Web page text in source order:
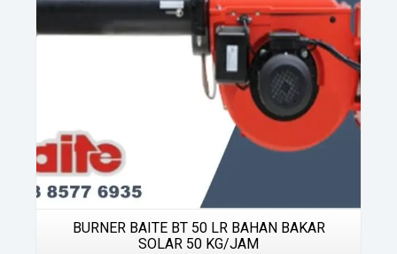
BURNER BAITE BT 50 LR BAHAN BAKAR
SOLAR 50 KG/JAM